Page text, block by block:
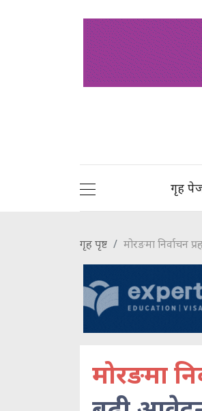
गृह
गृह पृष्ट मोरङमा निर्वाचन
मोरङमा